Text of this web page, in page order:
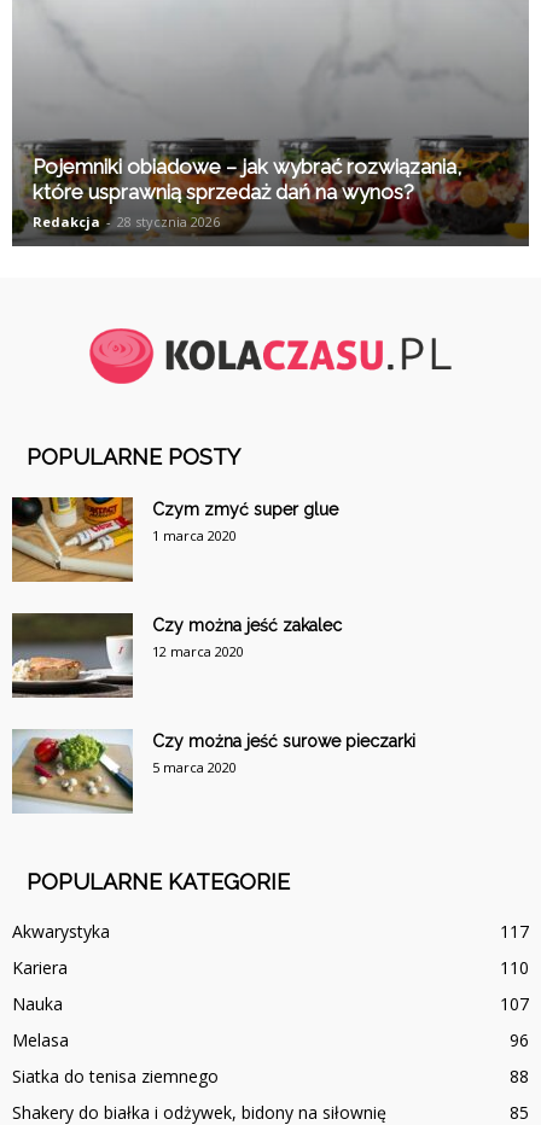
Pojemniki obiadowe – jak wybrać rozwiązania,
które usprawnią sprzedaż dań na wynos?
Redakcja - 28 stycznia 2026
POPULARNE POSTY
Czym zmyć super glue
1 marca 2020
Czy można jeść zakalec
12 marca 2020
Czy można jeść surowe pieczarki
5 marca 2020
POPULARNE KATEGORIE
Akwarystyka
117
Kariera
110
Nauka
107
Melasa
96
Siatka do tenisa ziemnego
88
Shakery do białka i odżywek, bidony na siłownię
85